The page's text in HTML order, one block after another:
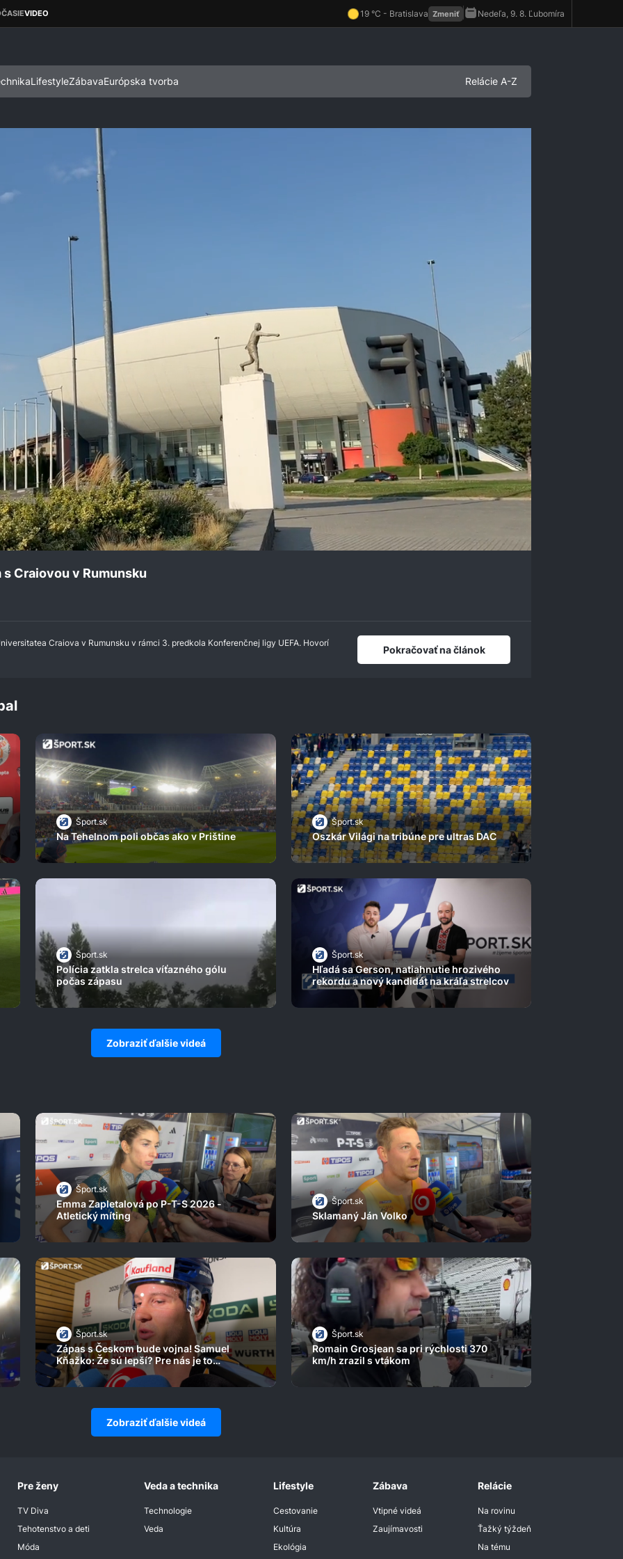
LifestyleZábavaEurópska tvorba Relácie A-Z
Craiovou v Rumunsku
Craiova v Rumunsku v rámci 3. predkola Konferenčnej ligy UEFA. Hovorí
Pokračovať na článok
Šport.sk
Na Tehelnom poli občas ako v Prištine
Šport.sk
Oszkár Világi na tribúne pre ultras DAC
Šport.sk
Polícia zatkla strelca víťazného gólu
počas zápasu
Šport.sk
Hľadá sa Gerson, natiahnutie hrozivého
rekordu a nový kandidát na kráľa strelcov
Zobraziť ďalšie videá
Šport.sk
Emma Zapletalová po P-T-S 2026 -
Atletický míting
Šport.sk
Sklamaný Ján Volko
Šport.sk
Zápas s Českom bude vojna! Samuel
Kňažko: Že sú lepší? Pre nás je to
motivácia
Šport.sk
Romain Grosjean sa pri rýchlosti 370
km/h zrazil s vtákom
Zobraziť ďalšie videá
Pre ženy
TV Diva
Tehotenstvo a deti
Móda
Veda a technika
Technologie
Veda
Lifestyle
Cestovanie
Kultúra
Ekológia
Zábava
Vtipné videá
Zaujímavosti
Relácie
Na rovinu
Ťažký týždeň
Na tému